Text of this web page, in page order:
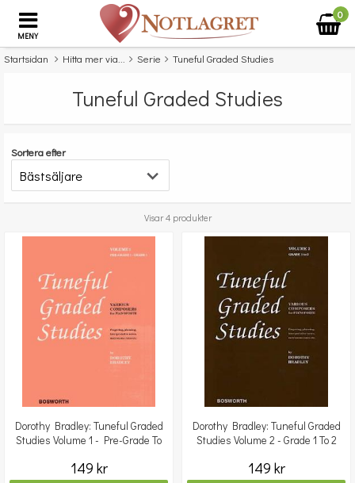
MENY
0
Startsidan Hitta mer via... Serie Tuneful Graded Studies
Tuneful Graded Studies
Sortera efter
Visar 4 produkter
Dorothy Bradley: Tuneful Graded
Studies Volume 1 - Pre-Grade To
149 kr
Dorothy Bradley: Tuneful Graded
Studies Volume 2 - Grade 1 To 2
149 kr